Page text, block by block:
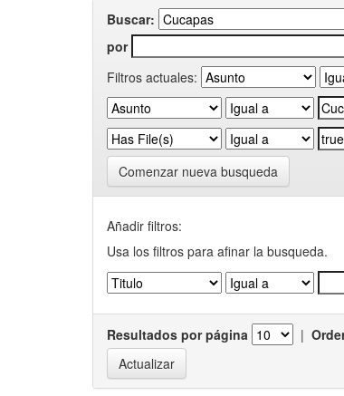
Buscar:
por
Filtros actuales:
Comenzar nueva busqueda
Añadir filtros:
Usa los filtros para afinar la busqueda.
Resultados por página |